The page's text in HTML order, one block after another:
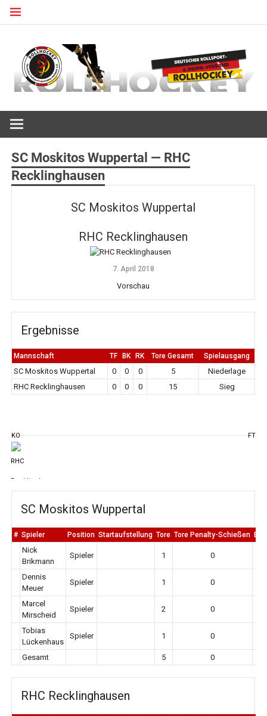
Zum
SC Moskitos Wuppertal — RHC
Recklinghausen
SC Moskitos Wuppertal
RHC Recklinghausen
7. April 2018
Vorschau
Ergebnisse
Mannschaft TF BK RK Tore Gesamt Spielausgang
SC Moskitos Wuppertal 0 0 0 5
Niederlage
RHC Recklinghausen
0 0 0 15 Sieg
KO FT
SC Moskitos Wuppertal
# Spieler Position Startaufstellung Tore Tore Penalty-Schießen
Nick
Brikmann
Spieler 1 0
Dennis
Meuer
Spieler 1 0
Marcel
Mirscheid
Spieler 2 0
Tobias
Lückenhaus
Spieler 1 0
Gesamt 5 0
RHC Recklinghausen